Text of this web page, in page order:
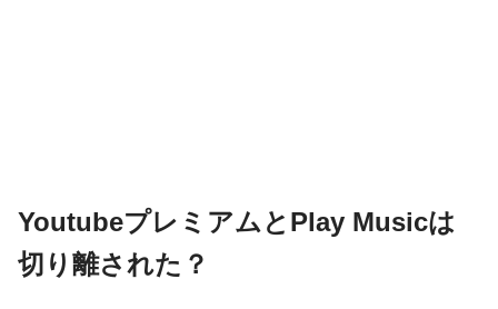
YoutubeプレミアムとPlay Musicは
切り離された？